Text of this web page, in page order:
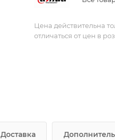
Цена действительна
отличаться от цен в
Доставка